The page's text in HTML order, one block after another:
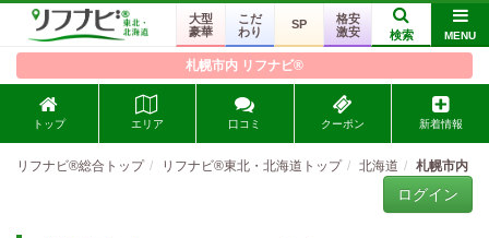
大型
豪華
こだ
わり
SP
格安
激安
検索 MENU
札幌市内 リフナビ®
トップ エリア 口コミ クーポン 新着情報
リフナビ®総合トップ リフナビ®東北・北海道トップ 北海道 札幌市内
ログイン